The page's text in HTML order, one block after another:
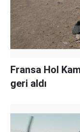
Fransa Hol
geri aldı